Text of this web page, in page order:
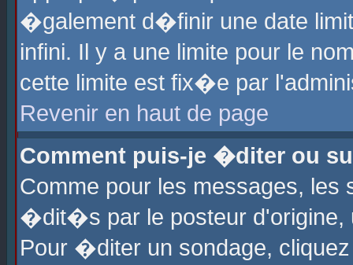
�galement d�finir une date
infini. Il y a une limite pour le
cette limite est fix�e par
Revenir en haut de page
Comment puis-je �diter ou
Comme pour les messages,
�dit�s par le posteur d'origine,
Pour �diter un sondage,